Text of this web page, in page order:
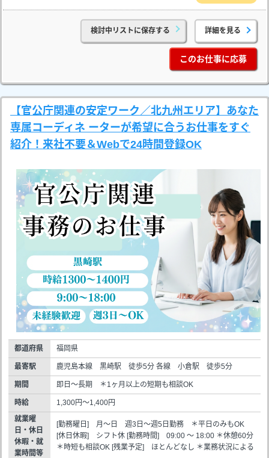
検討中リストに保存する 詳細を見る
このお仕事に応募
【官公庁関連の安定ワーク／北九州エリア】あなた
専属コーディネ ーターが希望に合うお仕事をすぐ
紹介！来社不要＆Webで24時間登録OK
都道府県 福岡県
最寄駅 鹿児島本線 黒崎駅 徒歩5分 各線 小倉駅 徒歩5分
期間 即日～長期 ＊1ヶ月以上の短期も相談OK
時給
1,300円～1,400円
就業曜
日・休日
休暇・就
業時間等
[勤務曜日] 月～日 週3日～週5日勤務 ＊平日のみもOK
[休日休暇] シフト休 [勤務時間] 09:00 ～ 18:00 ＊休憩60分
＊時短も相談OK [残業予定] ほとんどなし ＊業務状況による